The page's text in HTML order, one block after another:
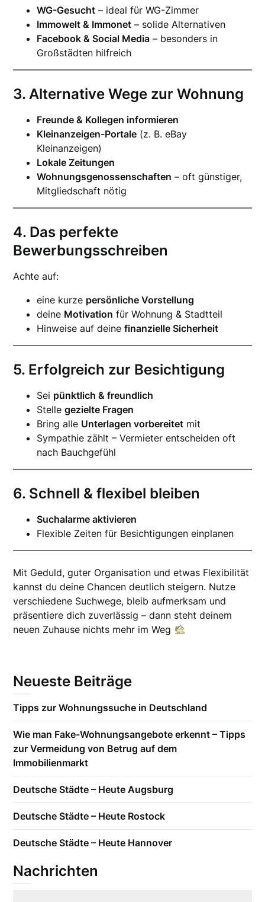
WG-Gesucht – ideal für WG-Zimmer
Immowelt & Immonet – solide Alternativen
Facebook & Social Media – besonders in
Großstädten hilfreich
3. Alternative Wege zur Wohnung
Freunde & Kollegen informieren
Kleinanzeigen-Portale (z. B. eBay
Kleinanzeigen)
Lokale Zeitungen
Wohnungsgenossenschaften – oft günstiger,
Mitgliedschaft nötig
4. Das perfekte
Bewerbungsschreiben
Achte auf:
eine kurze persönliche Vorstellung
deine Motivation für Wohnung & Stadtteil
Hinweise auf deinefinanzielle Sicherheit
5. Erfolgreich zur Besichtigung
Sei pünktlich & freundlich
Stellegezielte Fragen
Bring alle Unterlagen vorbereitet mit
Sympathie zählt – Vermieter entscheiden oft
nach Bauchgefühl
6. Schnell & flexibel bleiben
Suchalarme aktivieren
Flexible Zeiten für Besichtigungen einplanen
Mit Geduld, guter Organisation und etwas Flexibilität
kannst du deine Chancen deutlich steigern. Nutze
verschiedene Suchwege, bleib aufmerksam und
präsentiere dich zuverlässig – dann steht deinem
neuen Zuhause nichts mehr im Weg
Neueste Beiträge
Tipps zur Wohnungssuche in Deutschland
Wie man Fake-Wohnungsangebote erkennt – Tipps
zur Vermeidung von Betrug auf dem
Immobilienmarkt
Deutsche Städte – Heute Augsburg
Deutsche Städte – Heute Rostock
Deutsche Städte – Heute Hannover
Nachrichten